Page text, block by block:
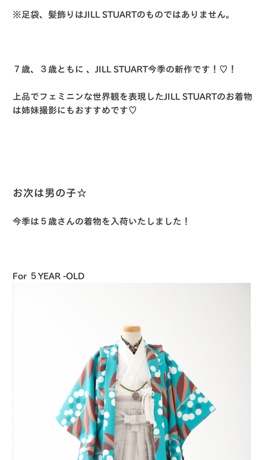
※足袋、髪飾りはJILL STUARTのものではありません。
７歳、３歳ともに 、JILL STUART今季の新作です！♡！
上品でフェミニンな世界観を表現したJILL STUARTのお着物
は姉妹撮影にもおすすめです♡
お次は男の子☆
今季は５歳さんの着物を入荷いたしました！
For ５YEAR -OLD